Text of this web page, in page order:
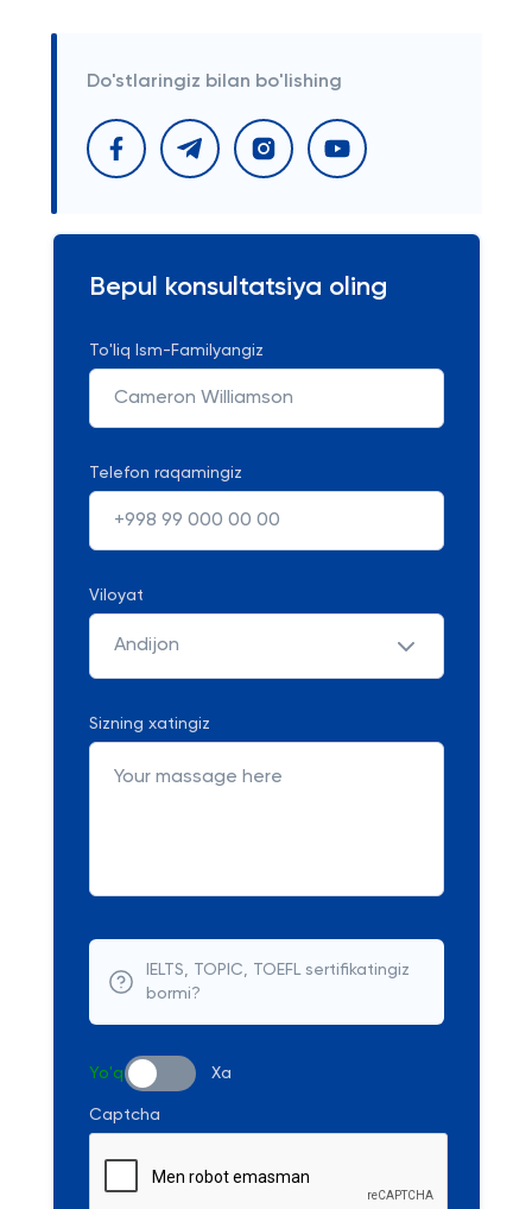
Do'stlaringiz bilan bo'lishing
Bepul konsultatsiya oling
To'liq Ism-Familyangiz
Telefon raqamingiz
Viloyat
Andijon
Sizning xatingiz
IELTS, TOPIC, TOEFL sertifikatingiz
bormi?
Yo'q Xa
Captcha